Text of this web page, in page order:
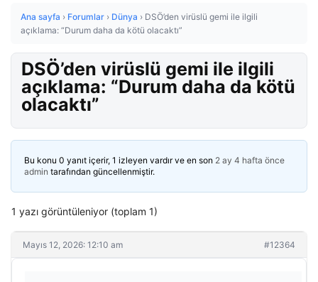
Ana sayfa › Forumlar › Dünya › DSÖ’den virüslü gemi ile ilgili
açıklama: “Durum daha da kötü olacaktı”
DSÖ’den virüslü gemi ile ilgili
açıklama: “Durum daha da kötü
olacaktı”
Bu konu 0 yanıt içerir, 1 izleyen vardır ve en son 2 ay 4 hafta önce
admin tarafından güncellenmiştir.
1 yazı görüntüleniyor (toplam 1)
Mayıs 12, 2026: 12:10 am #12364